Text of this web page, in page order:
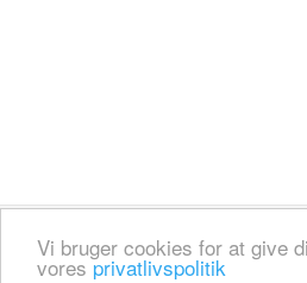
Vi bruger cookies for at give
voresprivatlivspolitik